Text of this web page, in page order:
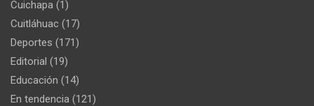
Cuichapa (1)
Cuitláhuac (17)
Deportes (171)
Editorial (19)
Educación (14)
En tendencia (121)